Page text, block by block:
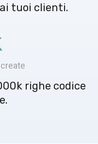
tuoi clienti.
righe codice